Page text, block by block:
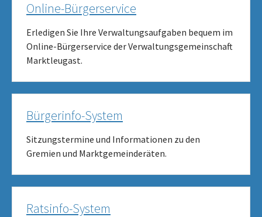
Online-Bürgerservice
Erledigen Sie Ihre Verwaltungsaufgaben bequem im
Online-Bürgerservice der Verwaltungsgemeinschaft
Marktleugast.
Bürgerinfo-System
Sitzungstermine und Informationen zu den
Gremien und Marktgemeinderäten.
Ratsinfo-System